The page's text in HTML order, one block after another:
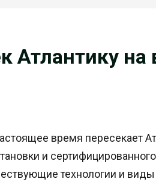
Атлантику на
время пересекает
и
технологии и